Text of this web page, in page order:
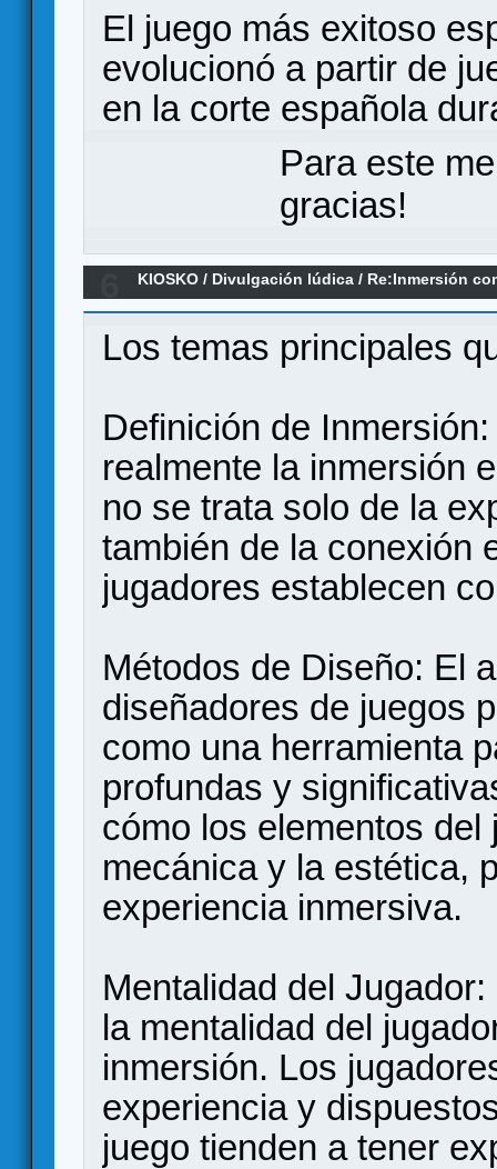
El juego más exitoso
evolucionó a partir de
en la corte española
Para este
gracias!
KIOSKO / Divulgación lúdica / Re:Inmersión
Los temas principales
Definición de
realmente la inmersión
no se trata solo de la
también de la conexión
jugadores establecen
Métodos de Diseño: El
diseñadores de juegos
como una herramienta
profundas y
cómo los elementos
mecánica y la estética,
experiencia inmersiva.
Mentalidad del
la mentalidad del
inmersión. Los
experiencia y
juego tienden a tener